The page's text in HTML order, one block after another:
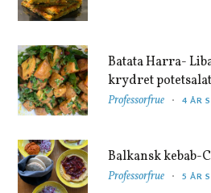
Batata Harra-
krydret potetsalat
Professorfrue 4 ÅR
Balkansk kebab-
Professorfrue 5 ÅR